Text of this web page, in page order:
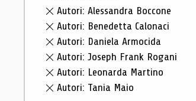
Autori: Alessandra Boccone
Autori: Benedetta Calonaci
Autori: Daniela Armocida
Autori: Joseph Frank Rogani
Autori: Leonarda Martino
Autori: Tania Maio